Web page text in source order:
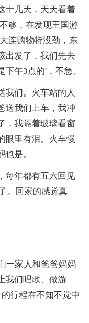
十几天，天天看着
够，在发现王国游
连购物特没劲，东
出发了，我们先去
午3点的'，不急。
们。火车站的人
送我们上车，我冲
，我隔着玻璃看窗
眼里有泪。火车慢
是。
年都有五六回见
。回家的感觉真
家人和爸爸妈妈
我们唱歌、做游
行程在不知不觉中